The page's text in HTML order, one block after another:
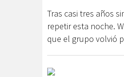
Tras casi tres años
repetir esta noche.
que el grupo volvió